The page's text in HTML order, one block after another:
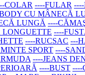
COLAR ----FULAR
CU MÂNECĂ
LUNGĂ ----
LONGUETTE ----
----RUCSAC ---
SPORT ----
----JEANS
----BUST ----